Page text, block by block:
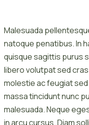
Malesuada
natoque penatibus. In
quisque sagittis purus
libero volutpat sed
molestie ac feugiat
massa tincidunt nunc
malesuada. Neque
in arcu cursus. Diam